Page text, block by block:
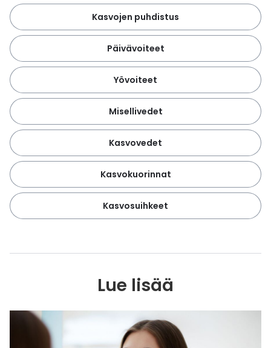
Kasvojen puhdistus
Päivävoiteet
Yövoiteet
Misellivedet
Kasvovedet
Kasvokuorinnat
Kasvosuihkeet
Lue lisää